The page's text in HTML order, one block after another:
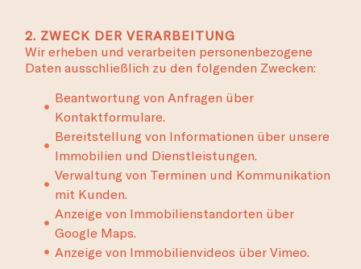
2. ZWECK DER VERARBEITUNG
Wir erheben und verarbeiten personenbezogene
Daten ausschließlich zu den folgenden Zwecken:
Beantwortung von Anfragen über
Kontaktformulare.
Bereitstellung von Informationen über unsere
Immobilien und Dienstleistungen.
Verwaltung von Terminen und Kommunikation
mit Kunden.
Anzeige von Immobilienstandorten über
Google Maps.
Anzeige von Immobilienvideos über Vimeo.